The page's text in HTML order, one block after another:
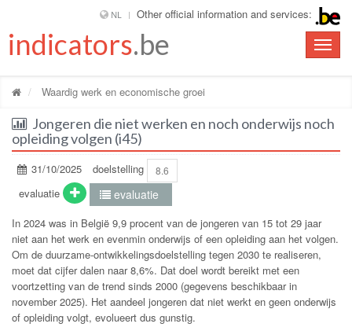
NL Other official information and services:
Toggle
indicators.be
Waardig werk en economische groei
Jongeren die niet werken en noch onderwijs noch
opleiding volgen (i45)
31/10/2025 doelstelling 8.6
evaluatie evaluatie
In 2024 was in België 9,9 procent van de jongeren van 15 tot 29 jaar
niet aan het werk en evenmin onderwijs of een opleiding aan het volgen.
Om de duurzame-ontwikkelingsdoelstelling tegen 2030 te realiseren,
moet dat cijfer dalen naar 8,6%. Dat doel wordt bereikt met een
voortzetting van de trend sinds 2000 (gegevens beschikbaar in
november 2025). Het aandeel jongeren dat niet werkt en geen onderwijs
of opleiding volgt, evolueert dus gunstig.